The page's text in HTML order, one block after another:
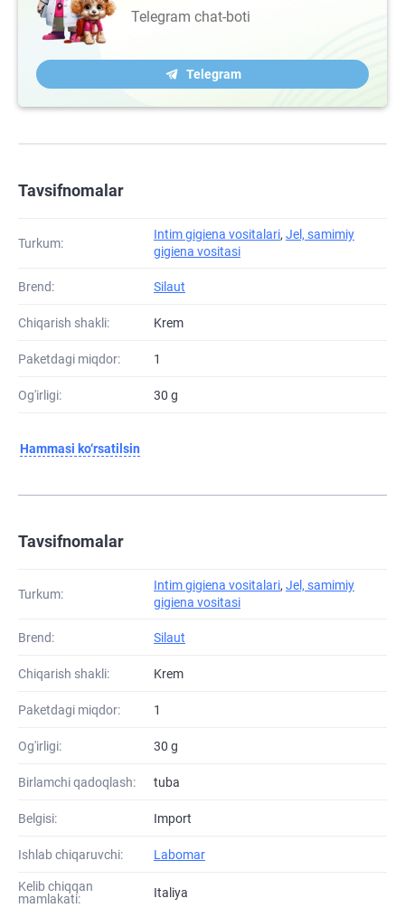
Telegram chat-boti
Telegram
Tavsifnomalar
Turkum:
Intim gigiena vositalari, Jel, samimiy
gigiena vositasi
Brend: Silaut
Chiqarish shakli: Krem
Paketdagi miqdor: 1
Og'irligi: 30 g
Hammasi ko‘rsatilsin
Tavsifnomalar
Turkum:
Intim gigiena vositalari, Jel, samimiy
gigiena vositasi
Brend: Silaut
Chiqarish shakli: Krem
Paketdagi miqdor: 1
Og'irligi: 30 g
Birlamchi qadoqlash: tuba
Belgisi: Import
Ishlab chiqaruvchi: Labomar
Kelib chiqqan
mamlakati:
Italiya